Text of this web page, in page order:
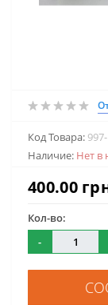
Код Товара: 997-
Наличие: Нет в
400.00
Кол-во:
-